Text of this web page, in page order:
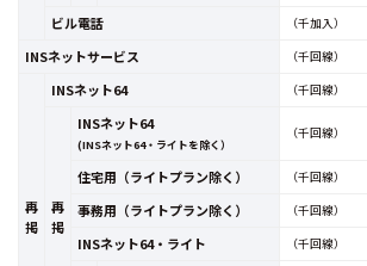
ビル電話
（千加入）
INSネットサービス
（千回線）
再
掲
INSネット64 （千回線）
再
掲
INSネット64
(INSネット64・ライトを除く）
（千回線）
住宅用（ライトプラン除く） （千回線）
事務用（ライトプラン除く）
（千回線）
INSネット64・ライト
（千回線）